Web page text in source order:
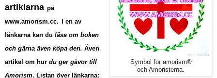
Symbol för amorism®
och Amoristerna.
artiklarna på
www.amorism.cc.
I en av
länkarna kan du läsa om boken
och gärna även köpa den. Även
artikel om hur du ger gåvor till
Amorism. Listan över länkarna: